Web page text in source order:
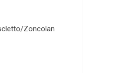
Zoncolan